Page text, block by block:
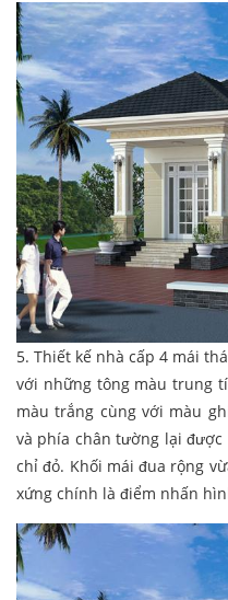
5. Thiết kế nhà cấp 4 mái
với những tông màu trung
màu trắng cùng với màu
và phía chân tường lại
chỉ đỏ. Khối mái đua rộng
xứng chính là điểm nhấn